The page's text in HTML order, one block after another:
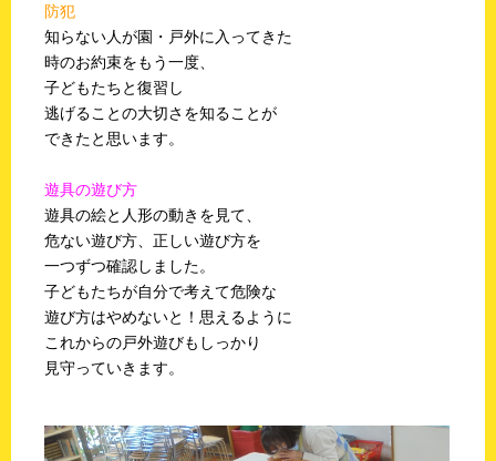
防犯
知らない人が園・戸外に入ってきた
時のお約束をもう一度、
子どもたちと復習し
逃げることの大切さを知ることが
できたと思います。
遊具の遊び方
遊具の絵と人形の動きを見て、
危ない遊び方、正しい遊び方を
一つずつ確認しました。
子どもたちが自分で考えて危険な
遊び方はやめないと！思えるように
これからの戸外遊びもしっかり
見守っていきます。